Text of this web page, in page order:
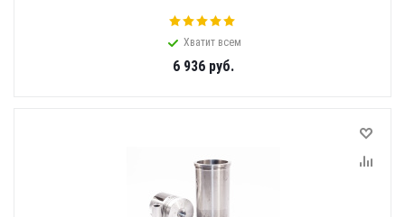
Хватит всем
6 936руб.